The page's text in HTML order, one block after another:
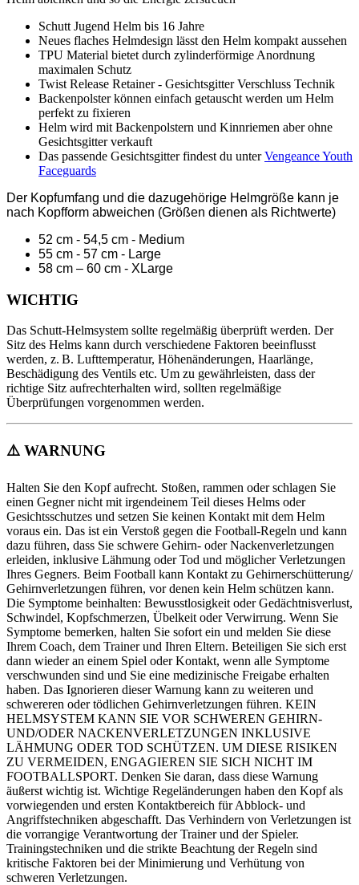
Schutt Jugend Helm bis 16 Jahre
Neues flaches Helmdesign lässt den Helm kompakt aussehen
TPU Material bietet durch zylinderförmige Anordnung
maximalen Schutz
Twist Release Retainer - Gesichtsgitter Verschluss Technik
Backenpolster können einfach getauscht werden um Helm
perfekt zu fixieren
Helm wird mit Backenpolstern und Kinnriemen aber ohne
Gesichtsgitter verkauft
Das passende Gesichtsgitter findest du unterVengeance Youth
Faceguards
Der Kopfumfang und die dazugehörige Helmgröße kann je
nach Kopfform abweichen (Größen dienen als Richtwerte)
52 cm - 54,5 cm - Medium
55 cm - 57 cm - Large
58 cm – 60 cm - XLarge
WICHTIG
Das Schutt-Helmsystem sollte regelmäßig überprüft werden. Der
Sitz des Helms kann durch verschiedene Faktoren beeinflusst
werden, z. B. Lufttemperatur, Höhenänderungen, Haarlänge,
Beschädigung des Ventils etc. Um zu gewährleisten, dass der
richtige Sitz aufrechterhalten wird, sollten regelmäßige
Überprüfungen vorgenommen werden.
⚠️ WARNUNG
Halten Sie den Kopf aufrecht. Stoßen, rammen oder schlagen Sie
einen Gegner nicht mit irgendeinem Teil dieses Helms oder
Gesichtsschutzes und setzen Sie keinen Kontakt mit dem Helm
voraus ein. Das ist ein Verstoß gegen die Football-Regeln und kann
dazu führen, dass Sie schwere Gehirn- oder Nackenverletzungen
erleiden, inklusive Lähmung oder Tod und möglicher Verletzungen
Ihres Gegners. Beim Football kann Kontakt zu Gehirnerschütterung/
Gehirnverletzungen führen, vor denen kein Helm schützen kann.
Die Symptome beinhalten: Bewusstlosigkeit oder Gedächtnisverlust,
Schwindel, Kopfschmerzen, Übelkeit oder Verwirrung. Wenn Sie
Symptome bemerken, halten Sie sofort ein und melden Sie diese
Ihrem Coach, dem Trainer und Ihren Eltern. Beteiligen Sie sich erst
dann wieder an einem Spiel oder Kontakt, wenn alle Symptome
verschwunden sind und Sie eine medizinische Freigabe erhalten
haben. Das Ignorieren dieser Warnung kann zu weiteren und
schwereren oder tödlichen Gehirnverletzungen führen. KEIN
HELMSYSTEM KANN SIE VOR SCHWEREN GEHIRN-
UND/ODER NACKENVERLETZUNGEN INKLUSIVE
LÄHMUNG ODER TOD SCHÜTZEN. UM DIESE RISIKEN
ZU VERMEIDEN, ENGAGIEREN SIE SICH NICHT IM
FOOTBALLSPORT. Denken Sie daran, dass diese Warnung
äußerst wichtig ist. Wichtige Regeländerungen haben den Kopf als
vorwiegenden und ersten Kontaktbereich für Abblock- und
Angriffstechniken abgeschafft. Das Verhindern von Verletzungen ist
die vorrangige Verantwortung der Trainer und der Spieler.
Trainingstechniken und die strikte Beachtung der Regeln sind
kritische Faktoren bei der Minimierung und Verhütung von
schweren Verletzungen.